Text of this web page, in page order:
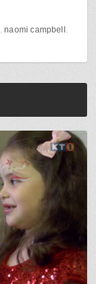
naomi campbell